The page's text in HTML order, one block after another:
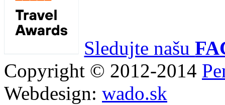
Sledujte našu
Copyright © 2012-2014
Webdesign: wado.sk